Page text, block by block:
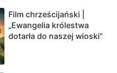
Film chrześcijański |
„Ewangelia królestwa
dotarła do naszej wioski”